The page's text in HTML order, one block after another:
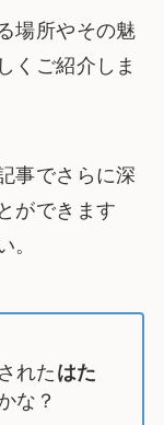
場所やその魅
くご紹介しま
事でさらに深
ができます
。
れた はた
な？